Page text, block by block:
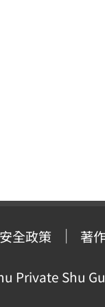
全政策 著
Private Shu